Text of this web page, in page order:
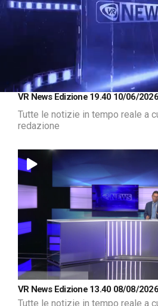
Unmute Loaded:
1.25%
VR News Edizione 19.40 10/06/2026
Tutte le notizie in tempo reale a
redazione
VR News Edizione 13.40 08/08/2026
Tutte le notizie in tempo reale a